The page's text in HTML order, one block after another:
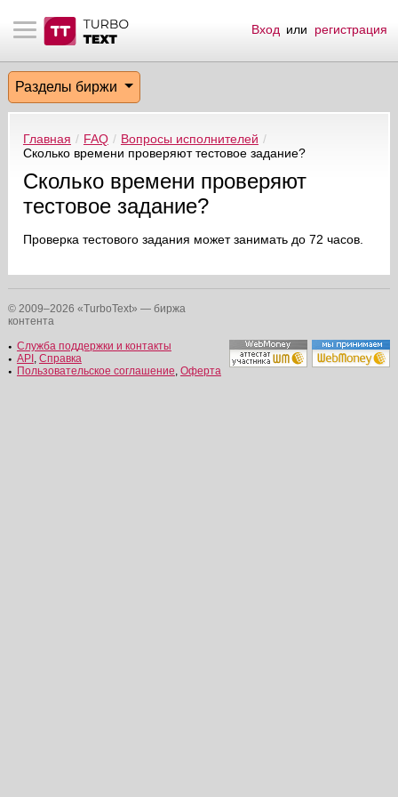
материалы
биржи
пользователи
на сайте
сообщения
по форуму
Вход или регистрация
Разделы биржи
Главная / FAQ / Вопросы исполнителей /
Сколько времени проверяют тестовое задание?
Сколько времени проверяют
тестовое задание?
Проверка тестового задания может занимать до 72 часов.
© 2009–2026 «TurboText» — биржа
контента
Служба поддержки и контакты
API , Справка
Пользовательское соглашение, Оферта